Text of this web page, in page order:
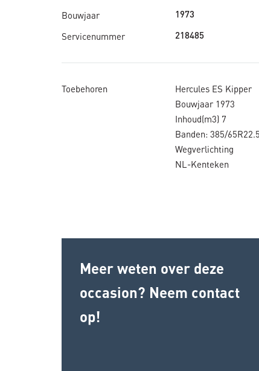
Bouwjaar 1973
Servicenummer 218485
Toebehoren
Hercules ES Kipper
Bouwjaar 1973
Inhoud(m3) 7
Banden: 385/
Wegverlichting
NL-Kenteken
Meer weten over deze
occasion? Neem contact
op!